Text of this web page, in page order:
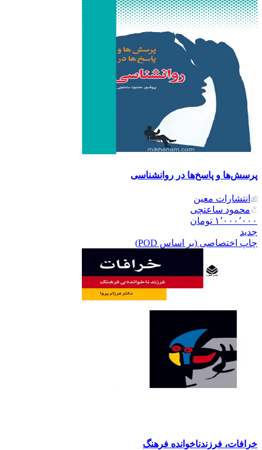
پرسش‌ها و پاسخ‌ها در روانشناسی
انتشارات معین
محمود ساعتچی
۱٬۰۰۰٬۰۰۰ تومان
جدید
چاپ اختصاصی (بر اساس POD)
خرافات، فرزندناخوانده فرهنگ